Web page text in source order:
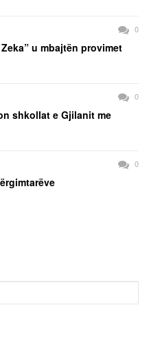
0
u mbajtën provimet
0
shkollat e Gjilanit me
0